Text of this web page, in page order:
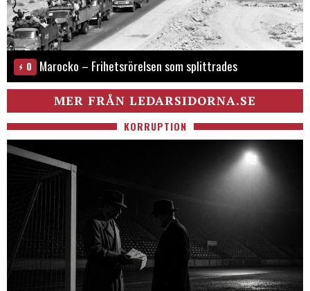
0 Marocko – Frihetsrörelsen som splittrades
MER FRÅN LEDARSIDORNA.SE
KORRUPTION